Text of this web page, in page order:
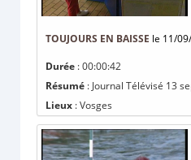
TOUJOURS EN BAISSE le 11/
Durée : 00:00:42
Résumé : Journal Télévisé 13
Lieux : Vosges